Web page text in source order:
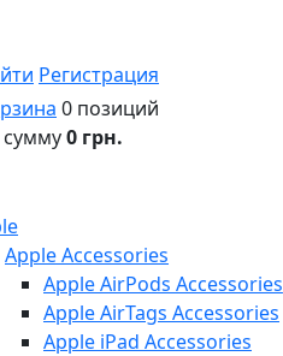
Регистрация
0 позиций
сумму0 грн.
Apple Accessories
Apple AirPods Accessories
Apple AirTags Accessories
Apple iPad Accessories